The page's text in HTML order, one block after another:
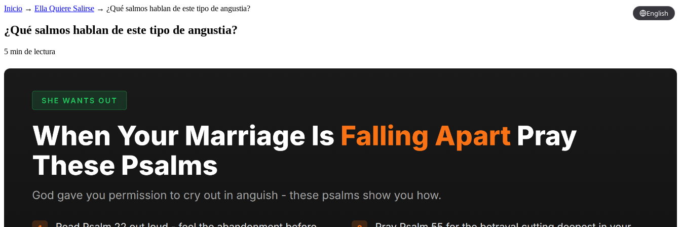
English
Inicio → Ella Quiere Salirse → ¿Qué salmos hablan de este tipo de angustia?
¿Qué salmos hablan de este tipo de angustia?
5 min de lectura